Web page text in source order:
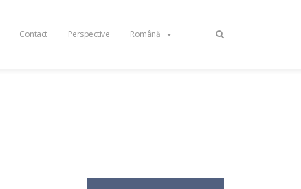
Contact Perspective Română